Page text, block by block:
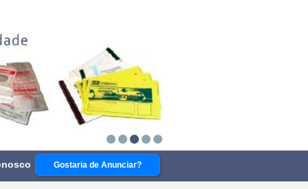
Gostaria de Anunciar?